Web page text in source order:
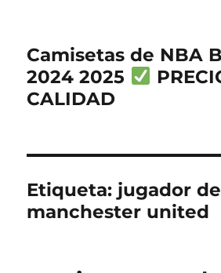
Camisetas de NBA
2024 2025
CALIDAD
Etiqueta: jugador de
manchester united